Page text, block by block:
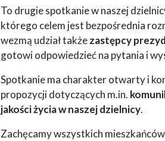
To drugie spotkanie w naszej
którego celem jest bezpośrednia
wezmą udział takżezastępcy
gotowi odpowiedzieć na pytania i
Spotkanie ma charakter otwarty i
propozycji dotyczących m.in.
jakości życia w naszej dzielnicy.
Zachęcamy wszystkich